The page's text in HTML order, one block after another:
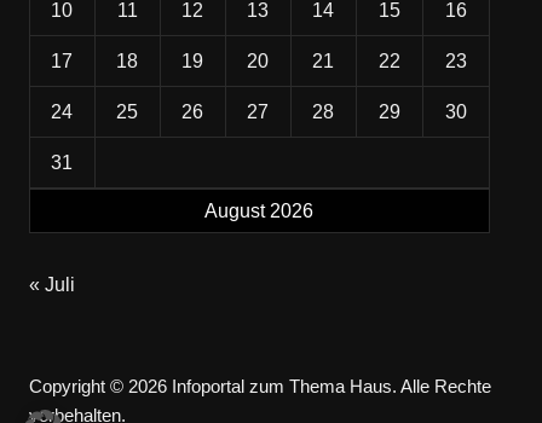
August 2026
10 11 12 13 14 15 16
17 18 19 20 21 22 23
24 25 26 27 28 29 30
31
« Juli
Copyright © 2026 Infoportal zum Thema Haus. Alle Rechte
vorbehalten.